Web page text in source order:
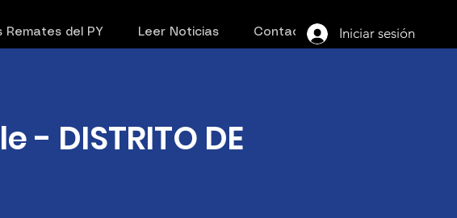
Remates del PY Leer Noticias Contacto Iniciar sesión
- DISTRITO DE